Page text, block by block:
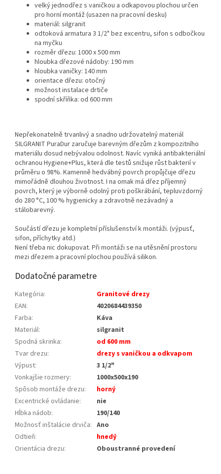
velký jednodřez s vaničkou a odkapovou plochou určen
pro horní montáž (usazen na pracovní desku)
materiál: silgranit
odtoková armatura 3 1/2" bez excentru, sifon s odbočkou
na myčku
rozměr dřezu: 1000 x 500 mm
hloubka dřezové nádoby: 190 mm
hloubka vaničky: 140 mm
orientace dřezu: otočný
možnost instalace drtiče
spodní skříňka: od 600 mm
Nepřekonatelně trvanlivý a snadno udržovatelný materiál
SILGRANIT PuraDur zaručuje barevným dřezům z kompozitního
materiálu dosud nebývalou odolnost. Navíc vyniká antibakteriální
ochranou Hygiene+Plus, která dle testů snižuje růst bakterií v
průměru o 98%. Kamenně hedvábný povrch propůjčuje dřezu
mimořádně dlouhou životnost. I na omak má dřez příjemný
povrch, který je výborně odolný proti poškrábání, tepluvzdorný
do 280 °C, 100 % hygienicky a zdravotně nezávadný a
stálobarevný.
Součástí dřezu je kompletní příslušenství k montáži. (výpusť,
sifon, příchytky atd.)
Není třeba nic dokupovat. Při montáži se na utěsnění prostoru
mezi dřezem a pracovní plochou používá silikon.
Dodatočné parametre
Kategória:
Granitové drezy
EAN:
4020684439350
Farba:
Káva
Materiál:
silgranit
Spodná skrinka:
od 600 mm
Tvar drezu:
drezy s vaničkou a odkvapom
Výpust:
3 1/2"
Vonkajšie rozmery:
1000x500x190
Spôsob montáže drezu:
horný
Excentrické ovládanie:
nie
Hĺbka nádob:
190/140
Možnosť inštalácie drviča: Ano
Odtieň:
hnedý
Orientácia drezu: Oboustranné provedení